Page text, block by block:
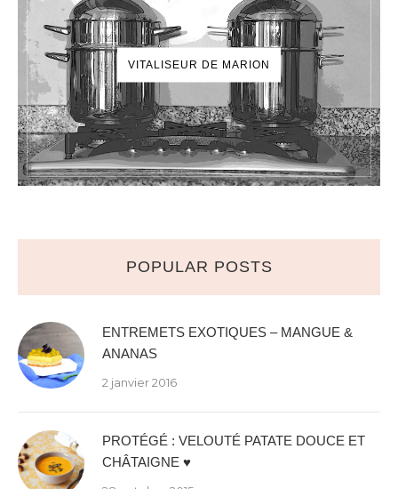
VITALISEUR DE MARION
POPULAR POSTS
ENTREMETS EXOTIQUES – MANGUE &
ANANAS
2 janvier 2016
PROTÉGÉ : VELOUTÉ PATATE DOUCE ET
CHÂTAIGNE ♥